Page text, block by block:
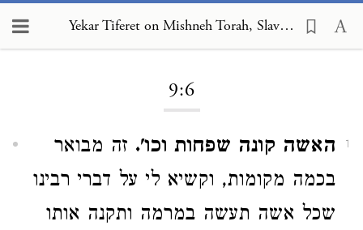
Yekar Tiferet on Mishneh Torah, Slaves 9:6
9:6
1 האשה קונה שפחות וכו'. זה מבואר
בכמה מקומות, וקשיא לי על דברי רבינו
שכל אשה תעשה במרמה ותקנה אותו